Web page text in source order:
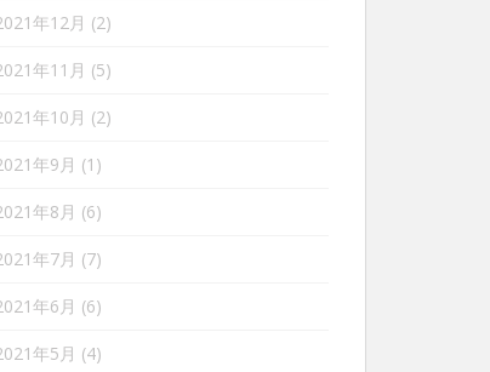
年12月 (2)
年11月 (5)
年10月 (2)
年9月 (1)
年8月 (6)
年7月 (7)
年6月 (6)
年5月 (4)